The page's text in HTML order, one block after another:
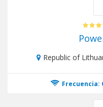
Republic of
Frecuencia: